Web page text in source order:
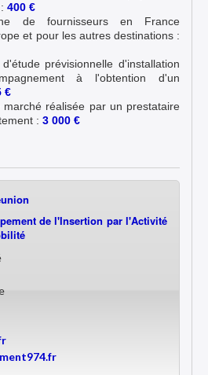
400 €
de fournisseurs en France
et pour les autres destinations :
prévisionnelle d'installation
à l'obtention d'un
€
réalisée par un prestataire
: 3 000 €
de l'Insertion par l'Activité